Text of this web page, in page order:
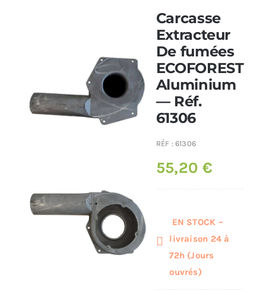
Conduit de fumées
Carcasse
Extracteur
De fumées
ECOFOREST
Aluminium
— Réf.
61306
RÉF :61306
55,20€
EN STOCK –
livraison 24 à
72h (Jours
ouvrés)